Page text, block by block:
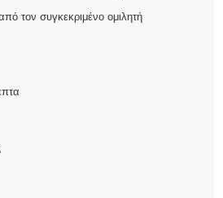
τον συγκεκριμένο ομιλητή